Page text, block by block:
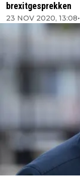
brexitgesprekken
23 NOV 2020, 13:08•